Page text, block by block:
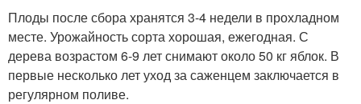
Плоды после сбора хранятся 3-4 недели в прохладном
месте. Урожайность сорта хорошая, ежегодная. С
дерева возрастом 6-9 лет снимают около 50 кг яблок. В
первые несколько лет уход за саженцем заключается в
регулярном поливе.